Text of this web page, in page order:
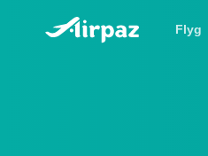
Flyg